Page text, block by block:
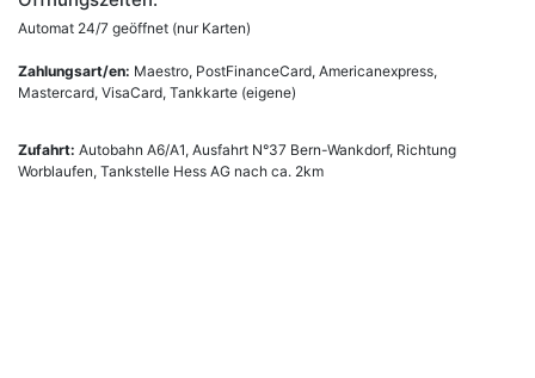
Automat 24/7 geöffnet (nur Karten)
Zahlungsart/en: Maestro, PostFinanceCard, Americanexpress,
Mastercard, VisaCard, Tankkarte (eigene)
Zufahrt: Autobahn A6/A1, Ausfahrt N°37 Bern-Wankdorf, Richtung
Worblaufen, Tankstelle Hess AG nach ca. 2km